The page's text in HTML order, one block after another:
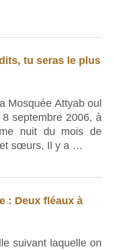
tu seras le plus
Mosquée Attyab oul
septembre 2006, à
nuit du mois de
et sœurs, Il y a …
: Deux fléaux à
suivant laquelle on